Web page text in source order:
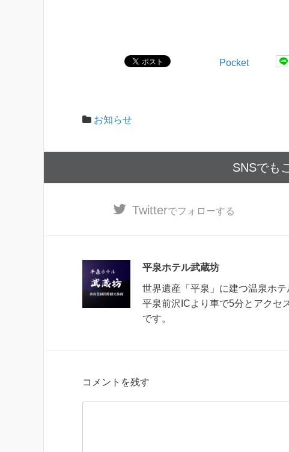
Pocket
お知らせ
SNSでも
Twitterでフォローする
平泉ホテル武蔵坊
世界遺産「平泉」に建つ温泉ホ
平泉前沢ICより車で5分とアクセ
です。
コメントを残す